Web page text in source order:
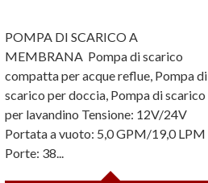
POMPA DI SCARICO A
MEMBRANA Pompa di scarico
compatta per acque reflue, Pompa di
scarico per doccia, Pompa di scarico
per lavandino Tensione: 12V/24V
Portata a vuoto: 5,0 GPM/19,0 LPM
Porte: 38...